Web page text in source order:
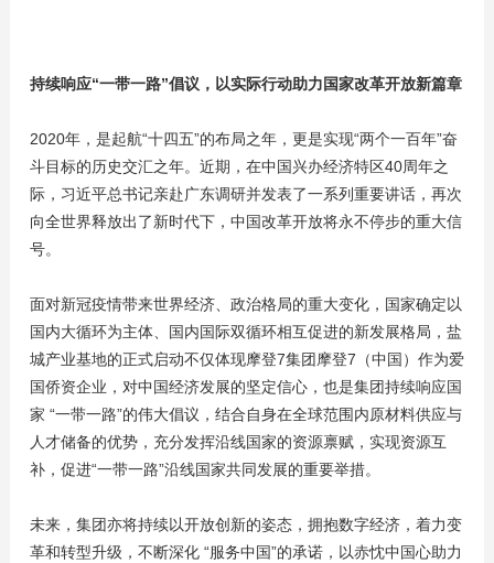
持续响应“一带一路”倡议，以实际行动助力国家改革开放新篇章
2020年，是起航“十四五”的布局之年，更是实现“两个一百年”奋
斗目标的历史交汇之年。近期，在中国兴办经济特区40周年之
际，习近平总书记亲赴广东调研并发表了一系列重要讲话，再次
向全世界释放出了新时代下，中国改革开放将永不停步的重大信
号。
面对新冠疫情带来世界经济、政治格局的重大变化，国家确定以
国内大循环为主体、国内国际双循环相互促进的新发展格局，盐
城产业基地的正式启动不仅体现摩登7集团摩登7（中国）作为爱
国侨资企业，对中国经济发展的坚定信心，也是集团持续响应国
家 “一带一路”的伟大倡议，结合自身在全球范围内原材料供应与
人才储备的优势，充分发挥沿线国家的资源禀赋，实现资源互
补，促进“一带一路”沿线国家共同发展的重要举措。
未来，集团亦将持续以开放创新的姿态，拥抱数字经济，着力变
革和转型升级，不断深化 “服务中国”的承诺，以赤忱中国心助力